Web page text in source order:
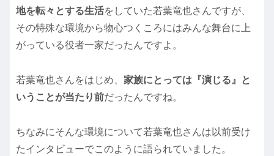
地を転々とする生活をしていた若葉竜也さんですが、
その特殊な環境から物心つくころにはみんな舞台に上
がっている役者一家だったんですよ。
若葉竜也さんをはじめ、 家族にとっては『演じる』と
いうことが当たり前だったんですね。
ちなみにそんな環境について若葉竜也さんは以前受け
たインタビューでこのように語られていました。